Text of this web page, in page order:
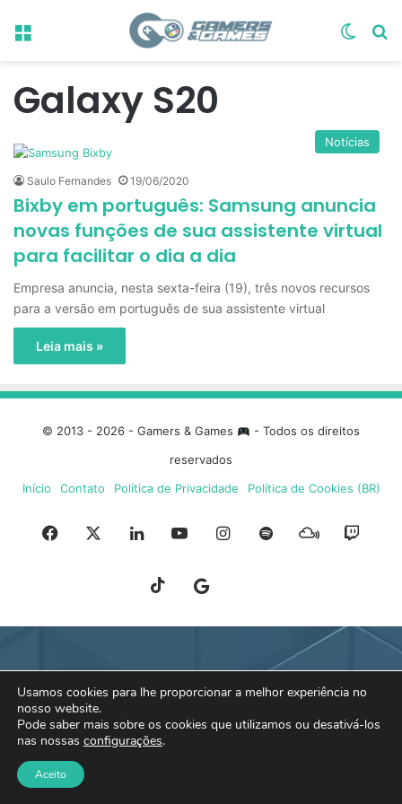
Menu
Galaxy S20
Notícias
Saulo Fernandes 19/06/2020
Bixby em português: Samsung anuncia
novas funções de sua assistente virtual
para facilitar o dia a dia
Empresa anuncia, nesta sexta-feira (19), três novos recursos
para a versão em português de sua assistente virtual
Leia mais »
© 2013 - 2026 - Gamers & Games
- Todos os direitos
reservados
Início
Contato Política de Privacidade Política de Cookies (BR)
Facebook LinkedinYouTubeInstagram
SpotifyMixcloud
TikTokGoogle
NewsSky
Usamos cookies para lhe proporcionar a melhor experiência no
nosso website.
Pode saber mais sobre os cookies que utilizamos ou desativá-los
nas nossas configurações.
Aceito